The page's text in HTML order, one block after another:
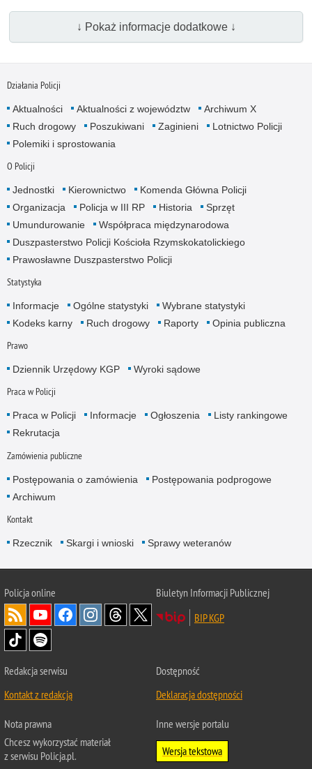
↓ Pokaż informacje dodatkowe ↓
Działania Policji
Aktualności Aktualności z województw
Archiwum X
Ruch drogowy
Poszukiwani Zaginieni
Lotnictwo Policji
Polemiki i sprostowania
O Policji
Jednostki Kierownictwo
Komenda Główna Policji
Organizacja
Policja w III RP Historia
Sprzęt
Umundurowanie
Współpraca międzynarodowa
Duszpasterstwo Policji Kościoła Rzymskokatolickiego
Prawosławne Duszpasterstwo Policji
Statystyka
Informacje Ogólne statystyki
Wybrane statystyki
Kodeks karny
Ruch drogowy Raporty Opinia publiczna
Prawo
Dziennik Urzędowy KGP Wyroki sądowe
Praca w Policji
Praca w Policji Informacje Ogłoszenia
Listy rankingowe
Rekrutacja
Zamówienia publiczne
Postępowania o zamówienia
Postępowania podprogowe
Archiwum
Kontakt
Rzecznik Skargi i wnioski Sprawy weteranów
Policjaonline
Biuletyn Informacji Publicznej
BIP KGP
Redakcja serwisu
Kontakt z redakcją
Dostępność
Deklaracja dostępności
Nota prawna
Chcesz wykorzystać materiał
z serwisu Policja.pl.
Inne wersje portalu
Wersja tekstowa